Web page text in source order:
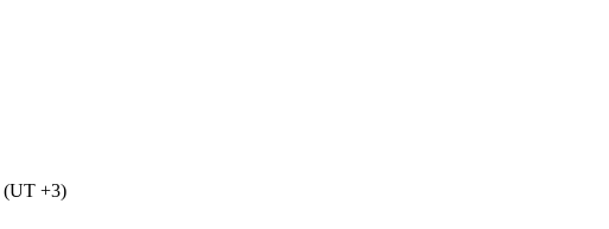
(UT +3)